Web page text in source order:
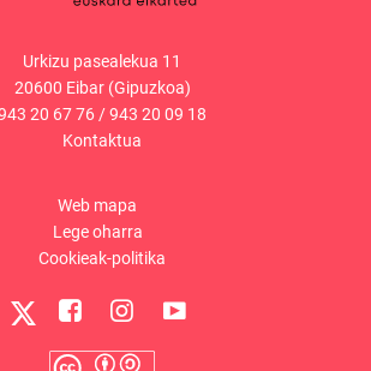
Urkizu pasealekua 11
20600 Eibar (Gipuzkoa)
20 67 76/943 20 09 18
Kontaktua
Web mapa
Lege oharra
Cookieak-politika